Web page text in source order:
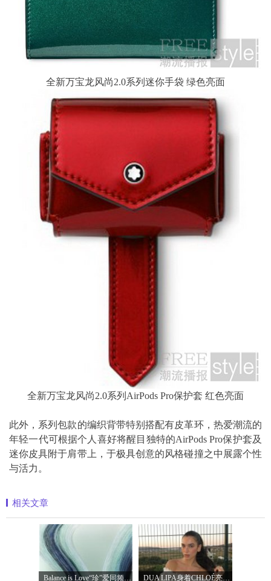
全新万宝龙风尚2.0系列迷你手袋 绿色亮面
全新万宝龙风尚2.0系列AirPods Pro保护套 红色亮面
此外，系列包款的编织背带特别搭配有皮革环，热爱潮流的
年轻一代可根据个人喜好将醒目独特的AirPods Pro保护套及
迷你皮具附于肩带上，于极具创意的风格碰撞之中展露个性
与活力。
相关文章
Balance is Love“珍”爱同频 耀启七夕 TASA DUA LIPA身着CHLOÉ亮相 2026 SUNNY HILL 音乐节